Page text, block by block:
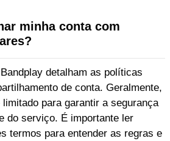
minha conta com
detalham as políticas
de conta. Geralmente,
para garantir a segurança
do serviço. É importante ler
termos para entender as regras e